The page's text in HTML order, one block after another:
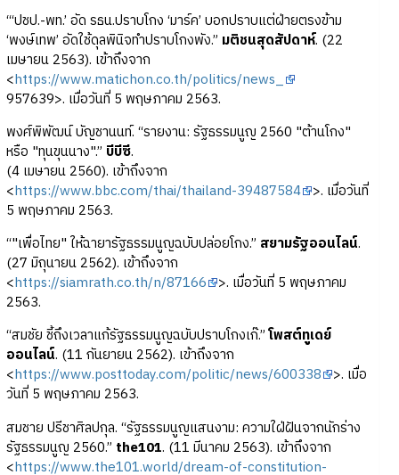
“‘ปชป.-พท.’ อัด รธน.ปราบโกง ‘มาร์ค’ บอกปราบแต่ฝ่ายตรงข้าม
‘พงษ์เทพ’ อัดใช้ดุลพินิจทำปราบโกงพัง.” มติชนสุดสัปดาห์. (22
เมษายน 2563). เข้าถึงจาก
<https://www.matichon.co.th/politics/news_
957639>. เมื่อวันที่ 5 พฤษภาคม 2563.
พงศ์พิพัฒน์ บัญชานนท์. “รายงาน: รัฐธรรมนูญ 2560 "ต้านโกง"
หรือ "ทุนขุนนาง".” บีบีซี.
(4 เมษายน 2560). เข้าถึงจาก
<https://www.bbc.com/thai/thailand-39487584 >. เมื่อวันที่
5 พฤษภาคม 2563.
“"เพื่อไทย" ให้ฉายารัฐธรรมนูญฉบับปล่อยโกง.” สยามรัฐออนไลน์.
(27 มิถุนายน 2562). เข้าถึงจาก
<https://siamrath.co.th/n/87166 >. เมื่อวันที่ 5 พฤษภาคม
2563.
“สมชัย ชี้ถึงเวลาแก้รัฐธรรมนูญฉบับปราบโกงเก๊.”โพสต์ทูเดย์
ออนไลน์. (11 กันยายน 2562). เข้าถึงจาก
<https://www.posttoday.com/politic/news/600338 >. เมื่อ
วันที่ 5 พฤษภาคม 2563.
สมชาย ปรีชาศิลปกุล. “รัฐธรรมนูญแสนงาม: ความใฝ่ฝันจากนักร่าง
รัฐธรรมนูญ 2560.” the101. (11 มีนาคม 2563). เข้าถึงจาก
<https://www.the101.world/dream-of-constitution-